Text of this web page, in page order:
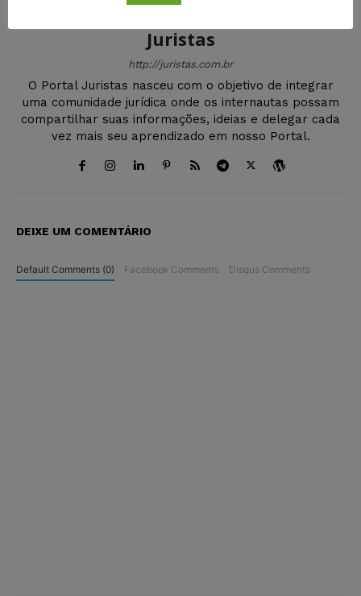
Juristas
http://juristas.com.br
O Portal Juristas nasceu com o objetivo de integrar
uma comunidade jurídica onde os internautas possam
compartilhar suas informações, ideias e delegar cada
vez mais seu aprendizado em nosso Portal.
DEIXE UM COMENTÁRIO
Default Comments (0) Facebook Comments Disqus Comments